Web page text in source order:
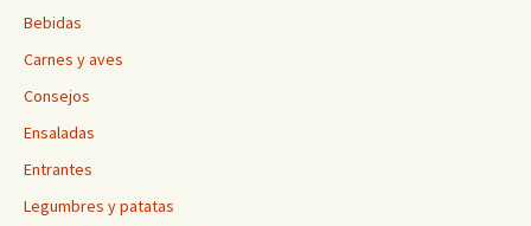
Bebidas
Carnes y aves
Consejos
Ensaladas
Entrantes
Legumbres y patatas